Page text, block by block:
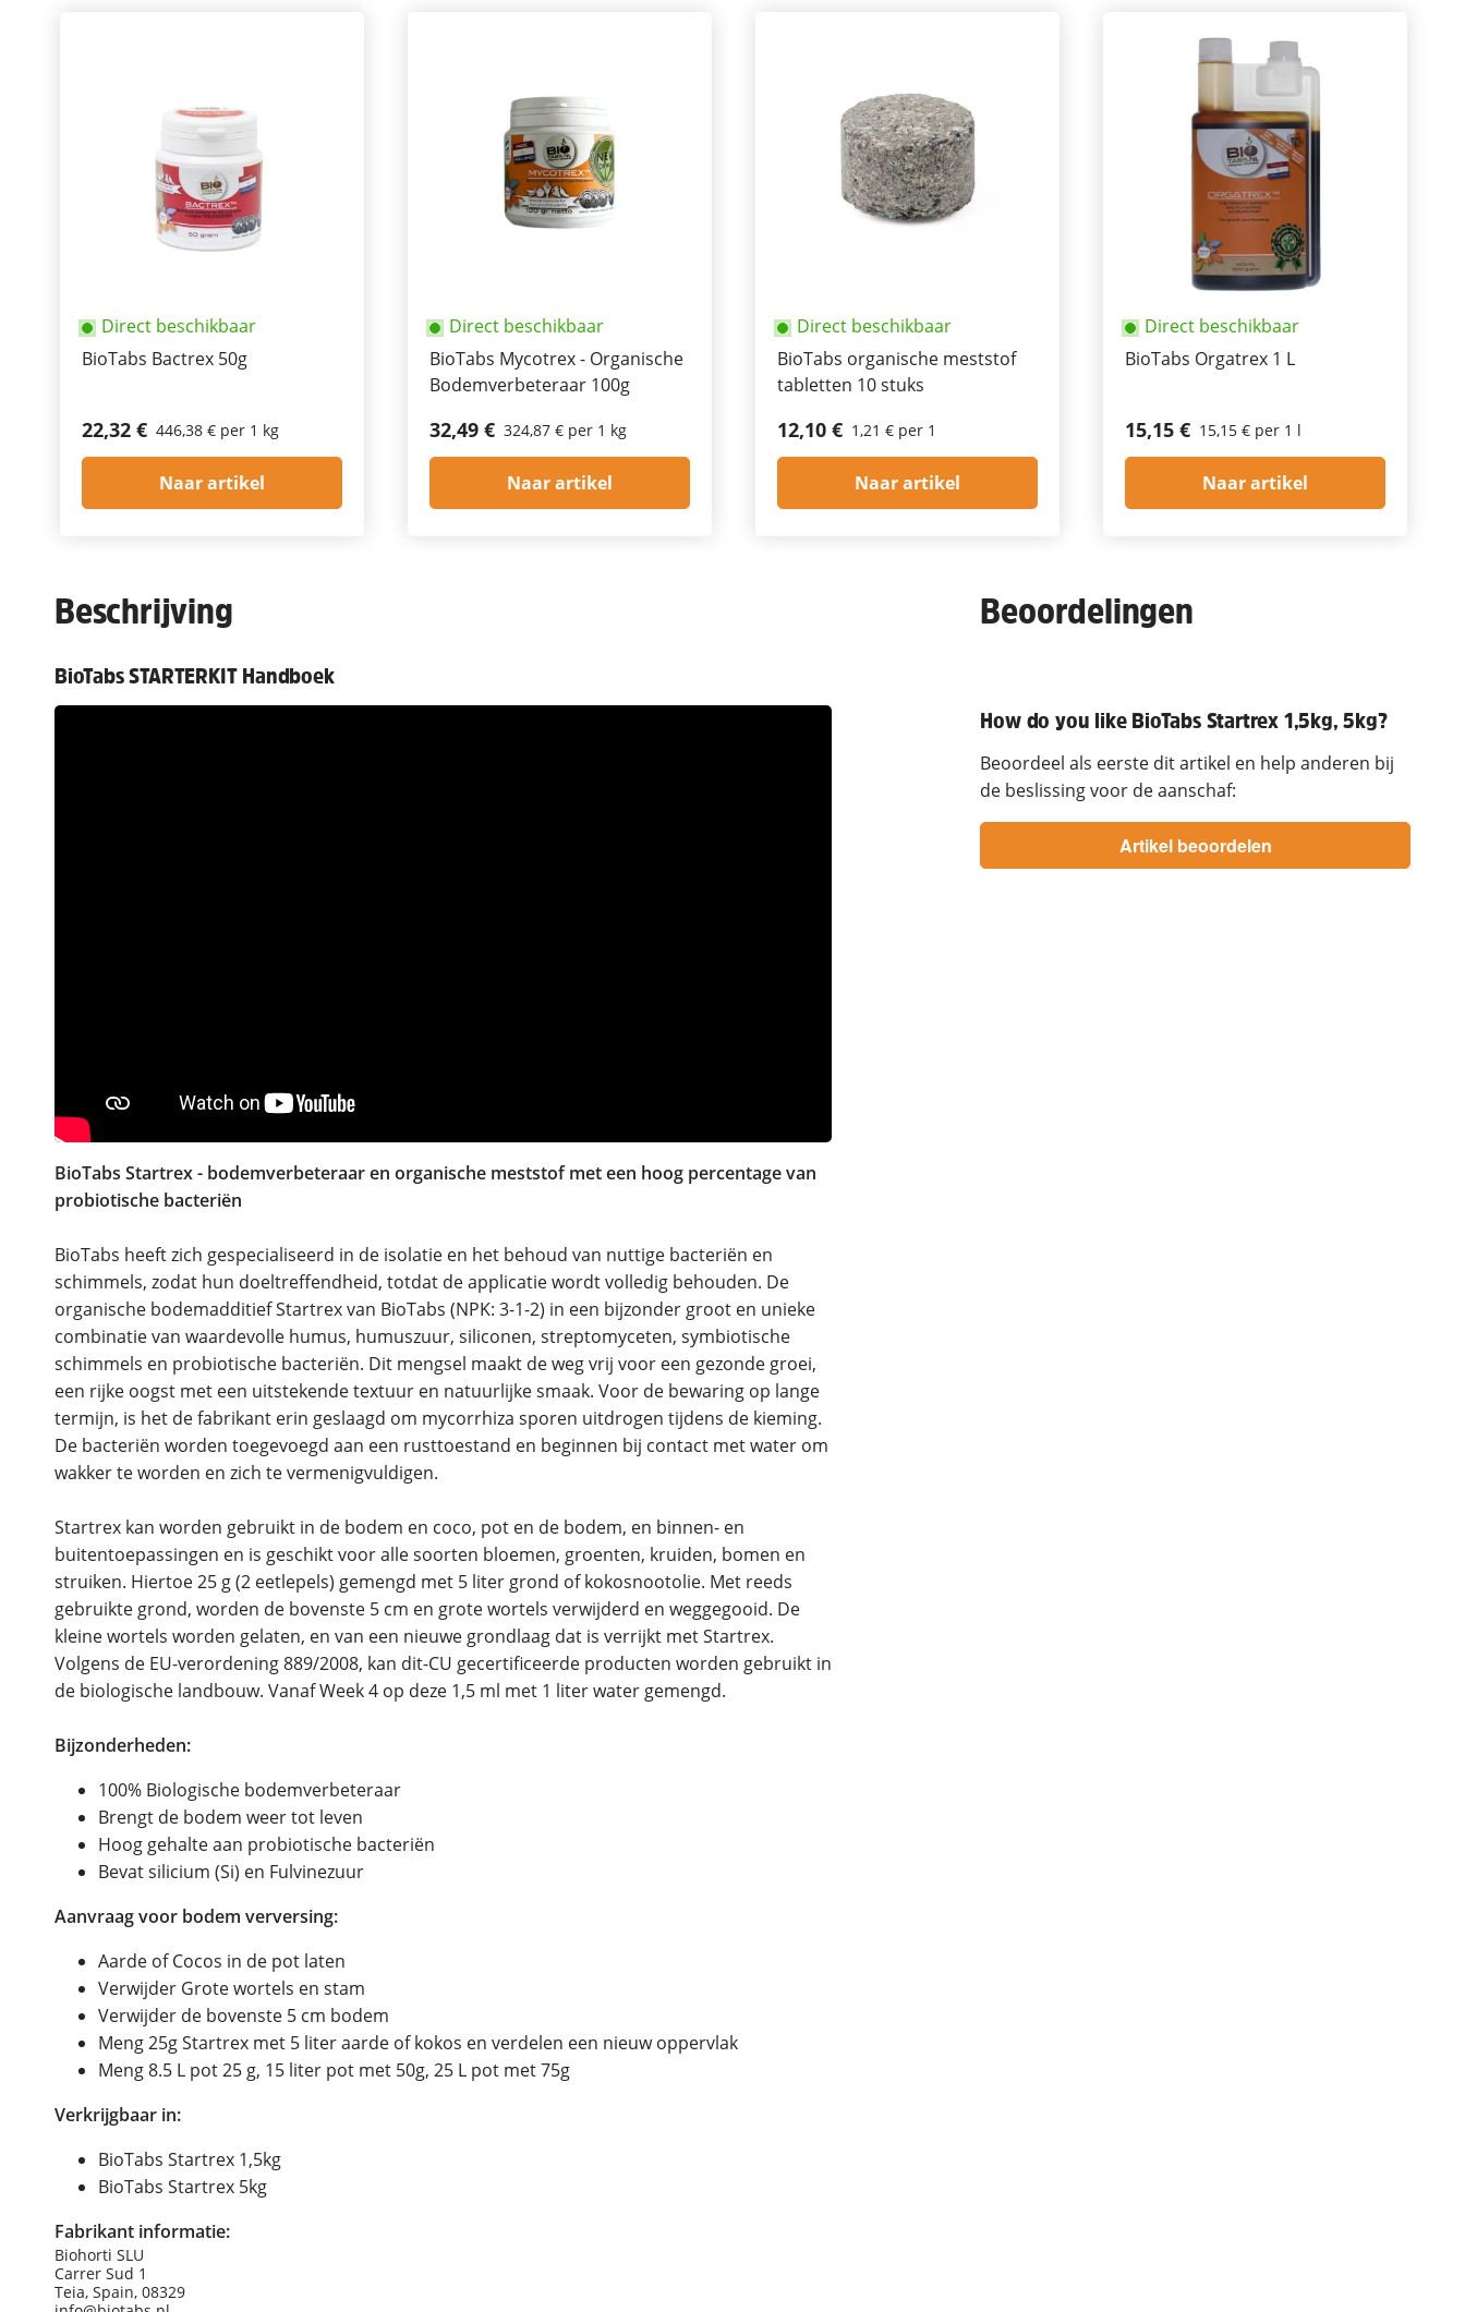
Direct beschikbaar
BioTabs Bactrex 50g
22,32 € 446,38 € per 1 kg
Naar artikel
Direct beschikbaar
BioTabs Mycotrex - Organische
Bodemverbeteraar 100g
32,49 € 324,87 € per 1 kg
Naar artikel
Direct beschikbaar
BioTabs organische meststof
tabletten 10 stuks
12,10 € 1,21 € per 1
Naar artikel
Direct beschikbaar
BioTabs Orgatrex 1 L
15,15 € 15,15 € per 1 l
Naar artikel
Beschrijving
BioTabs STARTERKIT Handboek
BioTabs Startrex - bodemverbeteraar en organische meststof met een hoog percentage van
probiotische bacteriën
BioTabs heeft zich gespecialiseerd in de isolatie en het behoud van nuttige bacteriën en
schimmels, zodat hun doeltreffendheid, totdat de applicatie wordt volledig behouden. De
organische bodemadditief Startrex van BioTabs (NPK: 3-1-2) in een bijzonder groot en unieke
combinatie van waardevolle humus, humuszuur, siliconen, streptomyceten, symbiotische
schimmels en probiotische bacteriën. Dit mengsel maakt de weg vrij voor een gezonde groei,
een rijke oogst met een uitstekende textuur en natuurlijke smaak. Voor de bewaring op lange
termijn, is het de fabrikant erin geslaagd om mycorrhiza sporen uitdrogen tijdens de kieming.
De bacteriën worden toegevoegd aan een rusttoestand en beginnen bij contact met water om
wakker te worden en zich te vermenigvuldigen.
Startrex kan worden gebruikt in de bodem en coco, pot en de bodem, en binnen- en
buitentoepassingen en is geschikt voor alle soorten bloemen, groenten, kruiden, bomen en
struiken. Hiertoe 25 g (2 eetlepels) gemengd met 5 liter grond of kokosnootolie. Met reeds
gebruikte grond, worden de bovenste 5 cm en grote wortels verwijderd en weggegooid. De
kleine wortels worden gelaten, en van een nieuwe grondlaag dat is verrijkt met Startrex.
Volgens de EU-verordening 889/2008, kan dit-CU gecertificeerde producten worden gebruikt in
de biologische landbouw. Vanaf Week 4 op deze 1,5 ml met 1 liter water gemengd.
Bijzonderheden:
100% Biologische bodemverbeteraar
Brengt de bodem weer tot leven
Hoog gehalte aan probiotische bacteriën
Bevat silicium (Si) en Fulvinezuur
Aanvraag voor bodem verversing:
Aarde of Cocos in de pot laten
Verwijder Grote wortels en stam
Verwijder de bovenste 5 cm bodem
Meng 25g Startrex met 5 liter aarde of kokos en verdelen een nieuw oppervlak
Meng 8.5 L pot 25 g, 15 liter pot met 50g, 25 L pot met 75g
Verkrijgbaar in:
BioTabs Startrex 1,5kg
BioTabs Startrex 5kg
Fabrikant informatie:
Biohorti SLU
Carrer Sud 1
Teia, Spain, 08329
Beoordelingen
How do you like BioTabs Startrex 1,5kg, 5kg?
Beoordeel als eerste dit artikel en help anderen bij
de beslissing voor de aanschaf: